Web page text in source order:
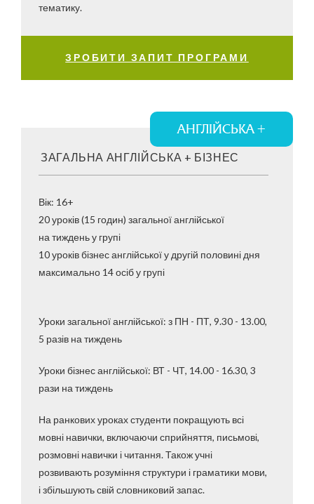
тематику.
ЗРОБИТИ ЗАПИТ ПРОГРАМИ
АНГЛІЙСЬКА +
ЗАГАЛЬНА АНГЛІЙСЬКА + БІЗНЕС
Вік: 16+
20 уроків (15 годин) загальної англійської
на тиждень у групі
10 уроків бізнес англійської у другій половині дня
максимально 14 осіб у групі
Уроки загальної англійської: з ПН - ПТ, 9.30 - 13.00,
5 разів на тиждень
Уроки бізнес англійської: ВТ - ЧТ, 14.00 - 16.30, 3
рази на тиждень
На ранкових уроках студенти покращують всі
мовні навички, включаючи сприйняття, письмові,
розмовні навички і читання. Також учні
розвивають розуміння структури і граматики мови,
і збільшують свій словниковий запас.